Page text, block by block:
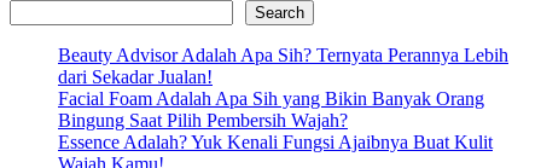
Search
Beauty Advisor Adalah Apa Sih? Ternyata Perannya Lebih
dari Sekadar Jualan!
Facial Foam Adalah Apa Sih yang Bikin Banyak Orang
Bingung Saat Pilih Pembersih Wajah?
Essence Adalah? Yuk Kenali Fungsi Ajaibnya Buat Kulit
Wajah Kamu!